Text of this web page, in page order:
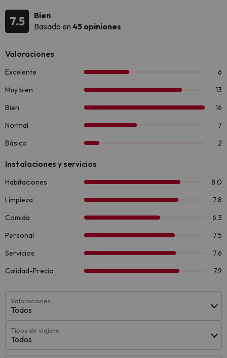
7.5
Bien
Basado en 45 opiniones
Valoraciones
Todos
Tipos de viajero
Todos